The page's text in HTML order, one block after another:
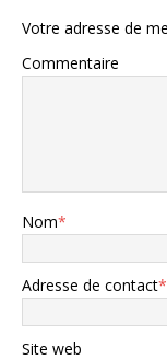
Votre adresse de
Commentaire
Nom*
Adresse de contact*
Site web